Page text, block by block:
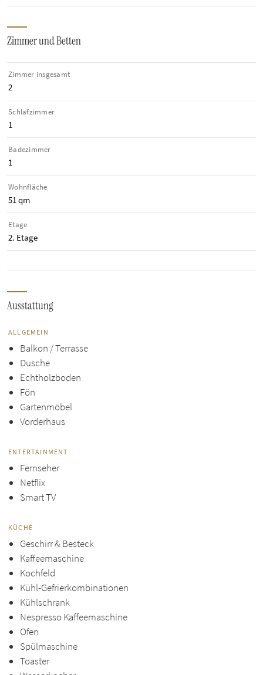
Zimmer und Betten
Zimmer insgesamt
2
Schlafzimmer
1
Badezimmer
1
Wohnfläche
51 qm
Etage
2. Etage
Ausstattung
ALLGEMEIN
Balkon / Terrasse
Dusche
Echtholzboden
Fön
Gartenmöbel
Vorderhaus
ENTERTAINMENT
Fernseher
Netflix
Smart TV
KÜCHE
Geschirr & Besteck
Kaffeemaschine
Kochfeld
Kühl-Gefrierkombinationen
Kühlschrank
Nespresso Kaffeemaschine
Ofen
Spülmaschine
Toaster